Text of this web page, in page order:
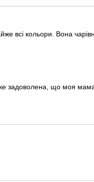
всі кольори. Вона
задоволена, що моя